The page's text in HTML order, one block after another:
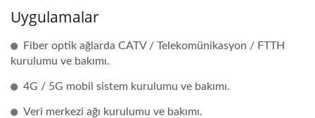
Uygulamalar
Fiber optik ağlarda CATV / Telekomünikasyon / FTTH
kurulumu ve bakımı.
4G / 5G mobil sistem kurulumu ve bakımı.
Veri merkezi ağı kurulumu ve bakımı.